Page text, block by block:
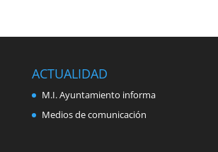
ACTUALIDAD
M.I. Ayuntamiento informa
Medios de comunicación